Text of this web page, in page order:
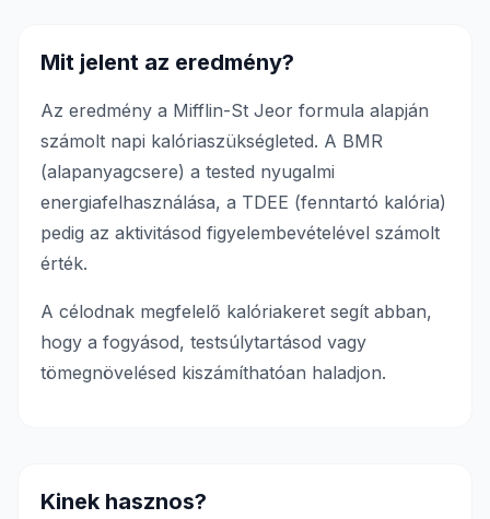
Mit jelent az eredmény?
Az eredmény a Mifflin-St Jeor formula alapján
számolt napi kalóriaszükségleted. A BMR
(alapanyagcsere) a tested nyugalmi
energiafelhasználása, a TDEE (fenntartó kalória)
pedig az aktivitásod figyelembevételével számolt
érték.
A célodnak megfelelő kalóriakeret segít abban,
hogy a fogyásod, testsúlytartásod vagy
tömegnövelésed kiszámíthatóan haladjon.
Kinek hasznos?